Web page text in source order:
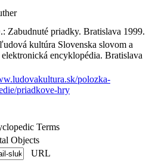
Zabudnuté priadky. Bratislava 1999.
kultúra Slovenska slovom a
encyklopédia. Bratislava
polozka-
priadkove-hry
Terms
Objects
URL